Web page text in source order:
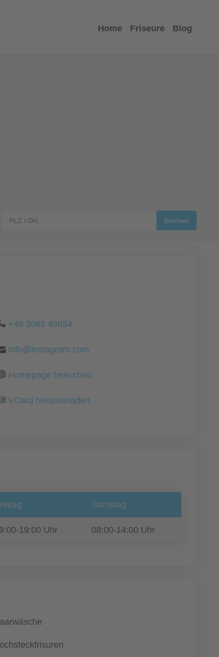
Home Friseure Blog
+49 2065 49854
info@instagram.com
Homepage besuchen
VCard herunterladen
Samstag
19:00 Uhr 08:00-14:00 Uhr